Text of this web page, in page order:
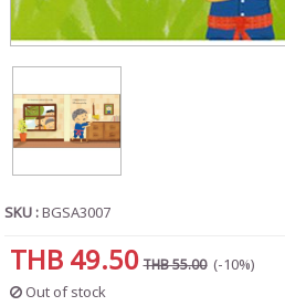
SKU :BGSA3007
THB 49.50THB 55.00 (-10%)
Out of stock